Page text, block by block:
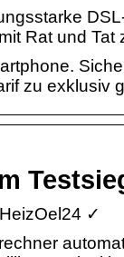
Rat und Tat
zu exklusiv
✓